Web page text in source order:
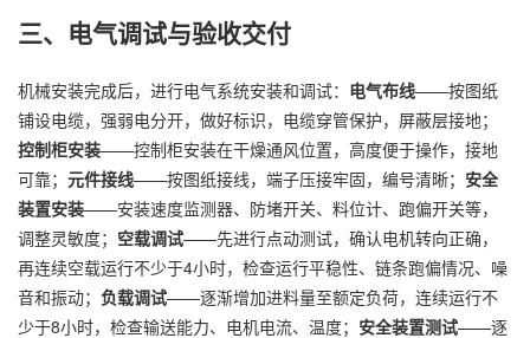
三、电气调试与验收交付
机械安装完成后，进行电气系统安装和调试： 电气布线——按图纸
铺设电缆，强弱电分开，做好标识，电缆穿管保护，屏蔽层接地；
控制柜安装——控制柜安装在干燥通风位置，高度便于操作，接地
可靠； 元件接线——按图纸接线，端子压接牢固，编号清晰； 安全
装置安装——安装速度监测器、防堵开关、料位计、跑偏开关等，
调整灵敏度； 空载调试——先进行点动测试，确认电机转向正确，
再连续空载运行不少于4小时，检查运行平稳性、链条跑偏情况、噪
音和振动； 负载调试——逐渐增加进料量至额定负荷，连续运行不
少于8小时，检查输送能力、电机电流、温度； 安全装置测试——逐